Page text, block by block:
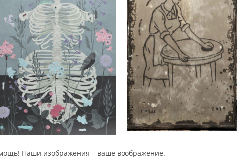
Наши изображения – ваше воображение.